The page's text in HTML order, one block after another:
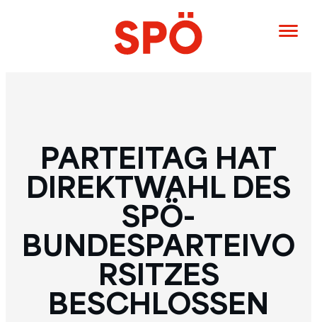
PARTEITAG HAT
DIREKTWAHL DES
SPÖ-
BUNDESPARTEIVO
RSITZES
BESCHLOSSEN